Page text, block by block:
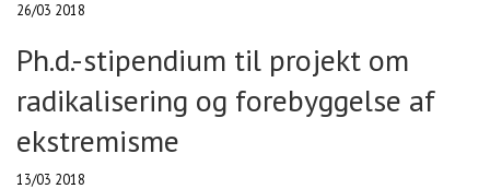
26/03 2018
Ph.d.-stipendium til projekt om
radikalisering og forebyggelse af
ekstremisme
13/03 2018